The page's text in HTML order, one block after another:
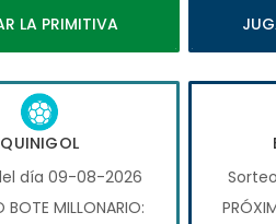
LA PRIMITIVA
QUINIGOL
día 09-08-2026
BOTE MILLONARIO: